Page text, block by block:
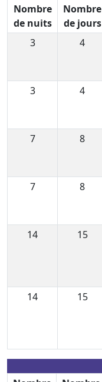
Nombre
de nuits
Nombre
de jours
3
4
3
4
7
8
7
8
14
15
14
15